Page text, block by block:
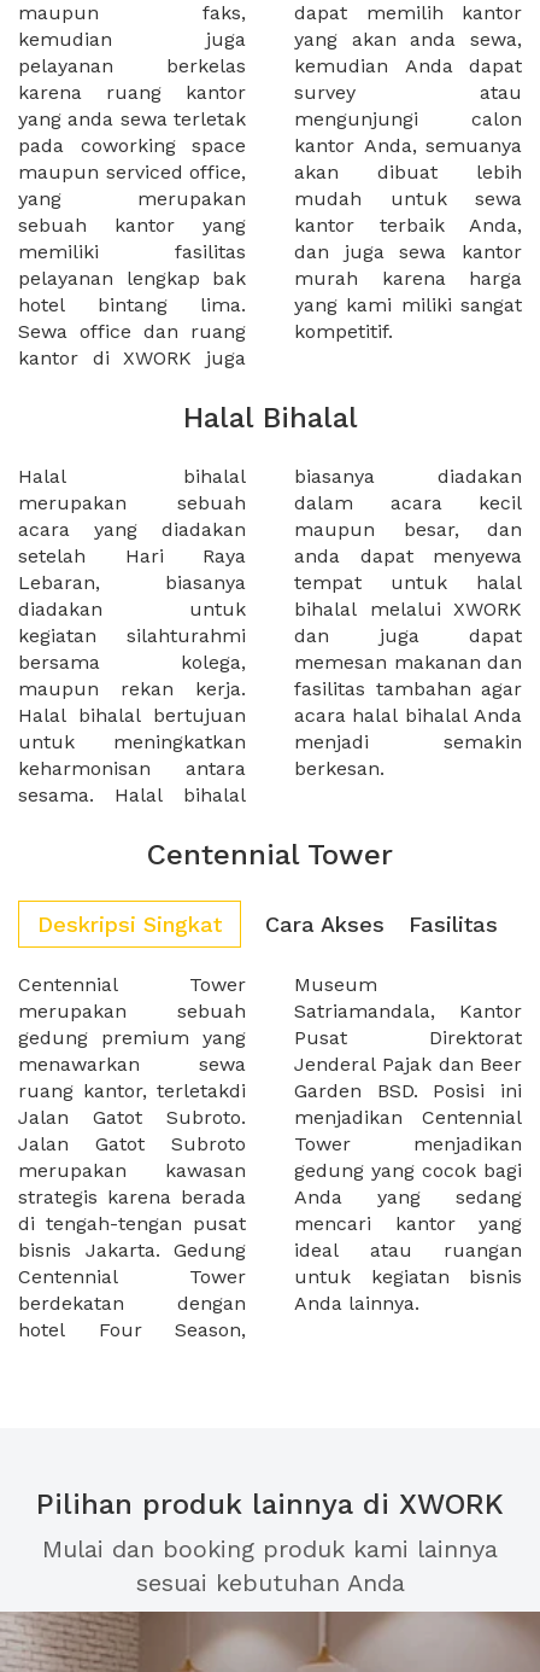
maupun faks,
kemudian juga
pelayanan berkelas
karena ruang kantor
yang anda sewa terletak
pada coworking space
maupun serviced office,
yang merupakan
sebuah kantor yang
memiliki fasilitas
pelayanan lengkap bak
hotel bintang lima.
Sewa office dan ruang
kantor di XWORK juga
dapat memilih kantor
yang akan anda sewa,
kemudian Anda dapat
survey atau
mengunjungi calon
kantor Anda, semuanya
akan dibuat lebih
mudah untuk sewa
kantor terbaik Anda,
dan juga sewa kantor
murah karena harga
yang kami miliki sangat
kompetitif.
Halal Bihalal
Halal bihalal
merupakan sebuah
acara yang diadakan
setelah Hari Raya
Lebaran, biasanya
diadakan untuk
kegiatan silahturahmi
bersama kolega,
maupun rekan kerja.
Halal bihalal bertujuan
untuk meningkatkan
keharmonisan antara
sesama. Halal bihalal
biasanya diadakan
dalam acara kecil
maupun besar, dan
anda dapat menyewa
tempat untuk halal
bihalal melalui XWORK
dan juga dapat
memesan makanan dan
fasilitas tambahan agar
acara halal bihalal Anda
menjadi semakin
berkesan.
Centennial Tower
Deskripsi Singkat Cara Akses Fasilitas
Centennial Tower
merupakan sebuah
gedung premium yang
menawarkan sewa
ruang kantor, terletakdi
Jalan Gatot Subroto.
Jalan Gatot Subroto
merupakan kawasan
strategis karena berada
di tengah-tengan pusat
bisnis Jakarta. Gedung
Centennial Tower
berdekatan dengan
hotel Four Season,
Museum
Satriamandala, Kantor
Pusat Direktorat
Jenderal Pajak dan Beer
Garden BSD. Posisi ini
menjadikan Centennial
Tower menjadikan
gedung yang cocok bagi
Anda yang sedang
mencari kantor yang
ideal atau ruangan
untuk kegiatan bisnis
Anda lainnya.
Pilihan produk lainnya di XWORK
Mulai dan booking produk kami lainnya
sesuai kebutuhan Anda